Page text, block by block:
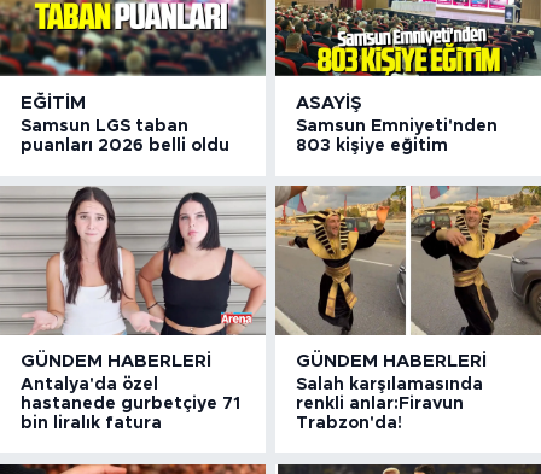
EĞITIM
Samsun LGS taban
puanları 2026 belli oldu
ASAYIŞ
Samsun Emniyeti'nden
803 kişiye eğitim
GÜNDEM HABERLERI
Antalya'da özel
hastanede gurbetçiye 71
bin liralık fatura
GÜNDEM HABERLERI
Salah karşılamasında
renkli anlar:Firavun
Trabzon'da!